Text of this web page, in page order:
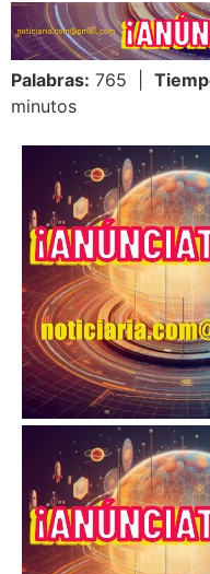
Palabras: 765 |
minutos